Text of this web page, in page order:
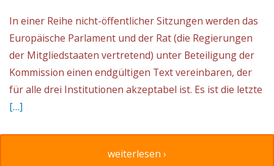
In einer Reihe nicht-öffentlicher Sitzungen werden das
Europäische Parlament und der Rat (die Regierungen
der Mitgliedstaaten vertretend) unter Beteiligung der
Kommission einen endgültigen Text vereinbaren, der
für alle drei Institutionen akzeptabel ist. Es ist die letzte
[…]
weiterlesen ›